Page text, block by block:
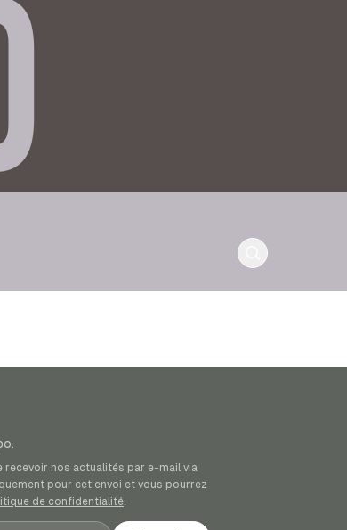
recevoir nos actualités par e-mail via
pour cet envoi et vous pourrez
de confidentialité.